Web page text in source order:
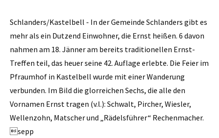
Schlanders/Kastelbell - In der Gemeinde ­Schlanders gibt es
mehr als ein Dutzend Einwohner, die Ernst heißen. 6 davon
nahmen am 18. Jänner am bereits traditionellen Ernst-
Treffen teil, das heuer seine 42. Auflage erlebte. Die Feier im
Pfraumhof in Kastelbell wurde mit einer Wanderung
verbunden. Im Bild die glorreichen Sechs, die alle den
Vornamen Ernst tragen (v.l.): Schwalt, Pircher, Wiesler,
Wellenzohn, Matscher und „Rädelsführer“ Rechenmacher.
sepp